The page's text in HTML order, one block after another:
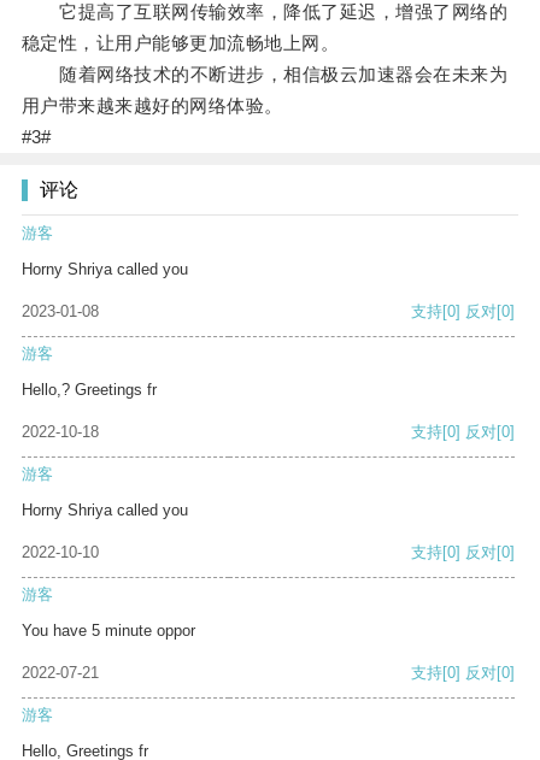
它提高了互联网传输效率，降低了延迟，增强了网络的
稳定性，让用户能够更加流畅地上网。
随着网络技术的不断进步，相信极云加速器会在未来为
用户带来越来越好的网络体验。
#3#
评论
游客
Horny Shriya called you
2023-01-08 支持[0] 反对[0]
游客
Hello,? Greetings fr
2022-10-18 支持[0] 反对[0]
游客
Horny Shriya called you
2022-10-10 支持[0] 反对[0]
游客
You have 5 minute oppor
2022-07-21 支持[0] 反对[0]
游客
Hello, Greetings fr